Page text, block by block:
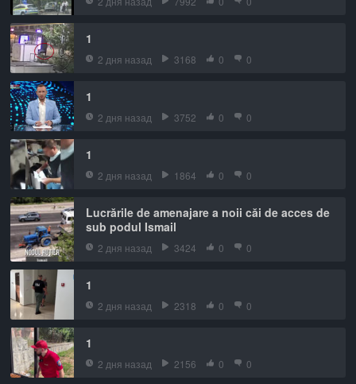
1
2 дня назад 3168 0 0
1
2 дня назад 3752 0 0
1
2 дня назад 1864 0 0
Lucrările de amenajare a noii căi de acces de
sub podul Ismail
2 дня назад 3424 0 0
1
2 дня назад 2318 0 0
1
2 дня назад 2156 0 0